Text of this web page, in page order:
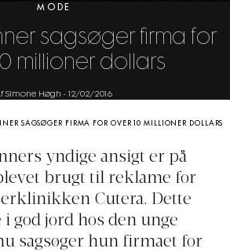
MODE
sagsøger firma for
millioner dollars
Simone Høgh - 12/02/2016
SAGSØGER FIRMA FOR OVER 10 MILLIONER DOLLARS
yndige ansigt er på
brugt til reklame for
Cutera. Dette
god jord hos den unge
sagsøger hun firmaet for